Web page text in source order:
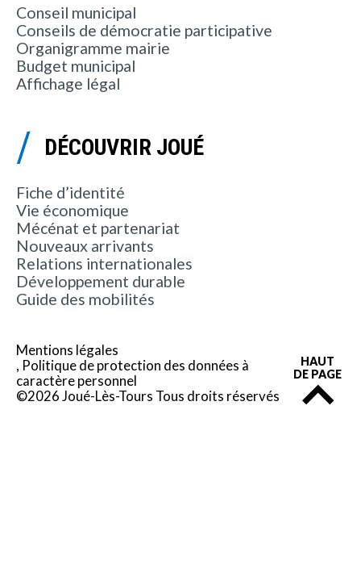
Conseil municipal
Conseils de démocratie participative
Organigramme mairie
Budget municipal
Affichage légal
DÉCOUVRIR JOUÉ
Fiche d’identité
Vie économique
Mécénat et partenariat
Nouveaux arrivants
Relations internationales
Développement durable
Guide des mobilités
Mentions légales
Politique de protection des données à
caractère personnel
©2026 Joué-Lès-Tours Tous droits réservés
HAUT
DE PAGE